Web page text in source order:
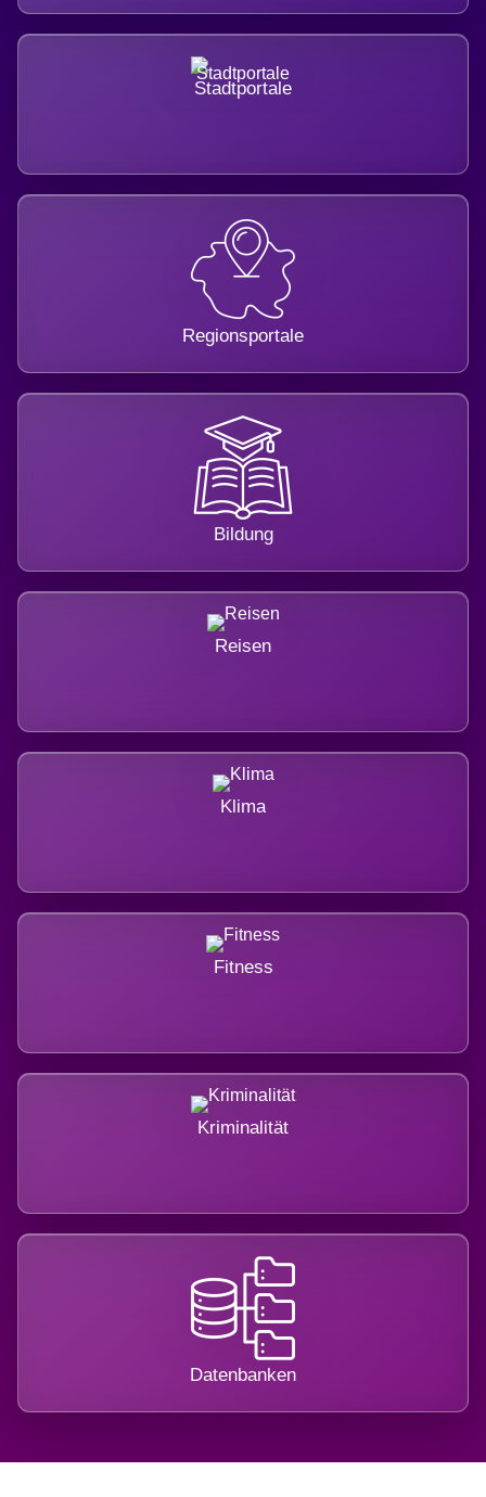
Stadtportale
Regionsportale
Bildung
Reisen
Klima
Fitness
Kriminalität
Datenbanken